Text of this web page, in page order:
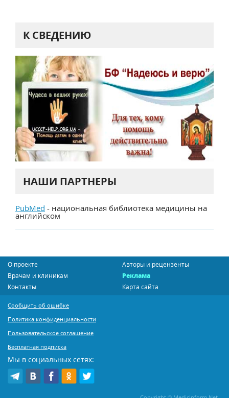
К СВЕДЕНИЮ
НАШИ ПАРТНЕРЫ
PubMed - национальная библиотека медицины на
английском
О проекте
Авторы и рецензенты
Врачам и клиникам
Реклама
Контакты
Карта сайта
Сообщить об ошибке
Политика конфиденциальности
Пользовательское соглашение
Бесплатная подписка
Мы в социальных сетях: